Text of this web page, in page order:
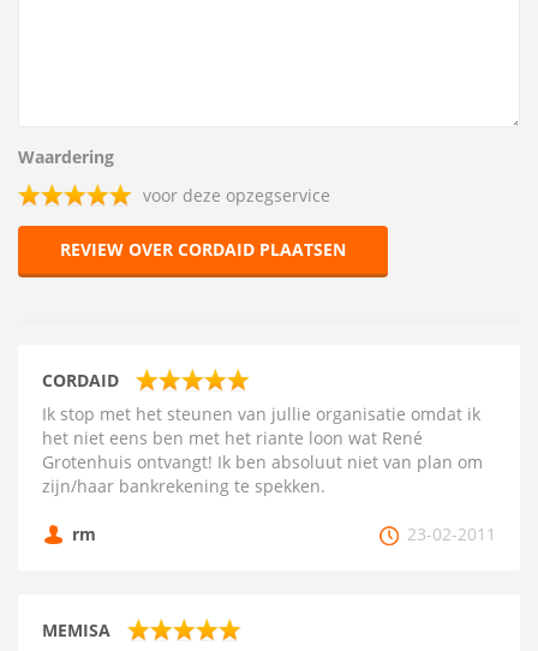
Waardering
voor deze opzegservice
REVIEW OVER CORDAID PLAATSEN
CORDAID
Ik stop met het steunen van jullie organisatie omdat ik
het niet eens ben met het riante loon wat René
Grotenhuis ontvangt! Ik ben absoluut niet van plan om
zijn/haar bankrekening te spekken.
rm 23-02-2011
MEMISA